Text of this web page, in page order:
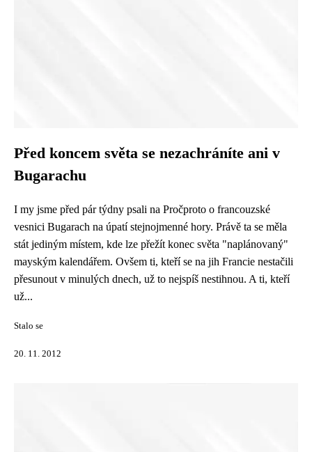
Před koncem světa se nezachráníte ani v
Bugarachu
I my jsme před pár týdny psali na Pročproto o francouzské
vesnici Bugarach na úpatí stejnojmenné hory. Právě ta se měla
stát jediným místem, kde lze přežít konec světa "naplánovaný"
mayským kalendářem. Ovšem ti, kteří se na jih Francie nestačili
přesunout v minulých dnech, už to nejspíš nestihnou. A ti, kteří
už...
Stalo se
20. 11. 2012